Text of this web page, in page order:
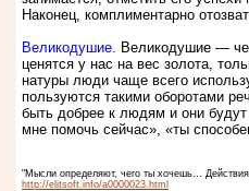
Наконец, комплиментарно
Великодушие. Великодушие —
ценятся у нас на вес золота,
натуры люди чаще всего
пользуются такими оборотами
быть добрее к людям и они
мне помочь сейчас», «ты
"Мысли определяют, чего ты хочешь…
http://elitsoft.info/a0000023.html